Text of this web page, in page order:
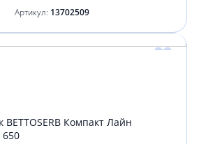
Артикул: 13702509
Компакт Лайн
650